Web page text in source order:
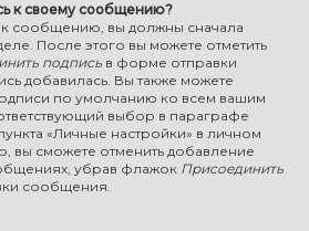
к своему сообщению?
к сообщению, вы должны сначала
После этого вы можете отметить
подпись в форме отправки
добавилась. Вы также можете
по умолчанию ко всем вашим
выбор в параграфе
«Личные настройки» в личном
вы сможете отменить добавление
убрав флажок Присоединить
сообщения.